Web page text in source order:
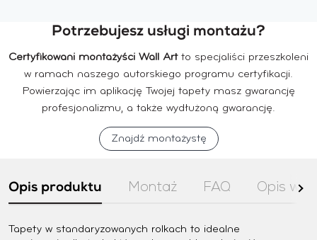
Potrzebujesz usługi montażu?
Certyfikowani montażyści Wall Art to specjaliści przeszkoleni
w ramach naszego autorskiego programu certyfikacji.
Powierzając im aplikację Twojej tapety masz gwarancję
profesjonalizmu, a także wydłużoną gwarancję.
Znajdź montażystę
Opis produktu Montaż FAQ Opis
Tapety w standaryzowanych rolkach to idealne